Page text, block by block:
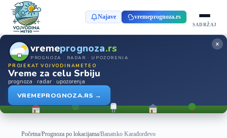
Najave vremeprognoza.rs
SADRŽAJ
vremeprognoza.rs
PROGNOZA · RADAR · UPOZORENJA
PROJEKAT VOJVODINAMETEO
Vreme za celu Srbiju
prognoza · radar · upozorenja
VREMEPROGNOZA.RS →
×
Početna/Prognoza po lokacijama/Banatsko Karađorđevo